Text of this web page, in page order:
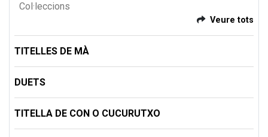
Col·leccions
Veure tots
TITELLES DE MÀ
DUETS
TITELLA DE CON O CUCURUTXO